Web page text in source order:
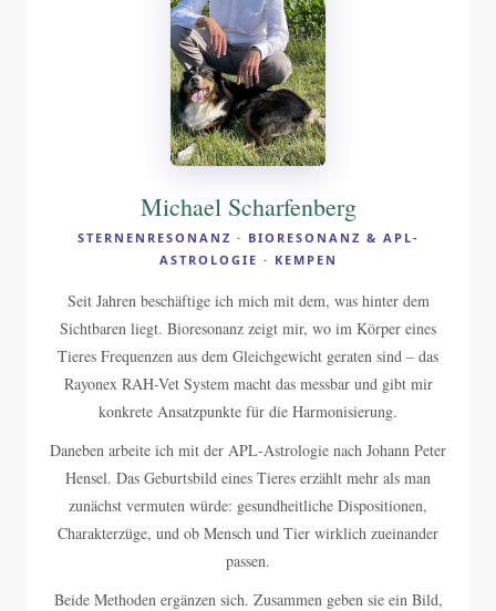
Michael Scharfenberg
STERNENRESONANZ · BIORESONANZ & APL-
ASTROLOGIE · KEMPEN
Seit Jahren beschäftige ich mich mit dem, was hinter dem
Sichtbaren liegt. Bioresonanz zeigt mir, wo im Körper eines
Tieres Frequenzen aus dem Gleichgewicht geraten sind – das
Rayonex RAH-Vet System macht das messbar und gibt mir
konkrete Ansatzpunkte für die Harmonisierung.
Daneben arbeite ich mit der APL-Astrologie nach Johann Peter
Hensel. Das Geburtsbild eines Tieres erzählt mehr als man
zunächst vermuten würde: gesundheitliche Dispositionen,
Charakterzüge, und ob Mensch und Tier wirklich zueinander
passen.
Beide Methoden ergänzen sich. Zusammen geben sie ein Bild,